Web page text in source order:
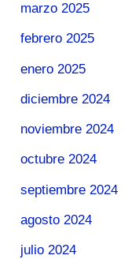
marzo 2025
febrero 2025
enero 2025
diciembre 2024
noviembre 2024
octubre 2024
septiembre 2024
agosto 2024
julio 2024